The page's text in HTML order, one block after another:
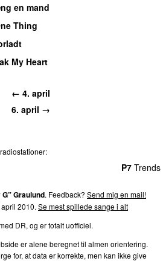
en mand
Thing
My Heart
← 4. april
6. april →
P7 Trends
Graulund. Feedback? Send mig en mail!
2010. Se mest spillede sange i alt
DR, og er totalt uofficiel.
er alene beregnet til almen orientering.
for, at data er korrekte, men kan ikke give